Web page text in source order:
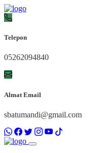
Telepon
05262094840
Almat Email
sbatumandi@gmail.com